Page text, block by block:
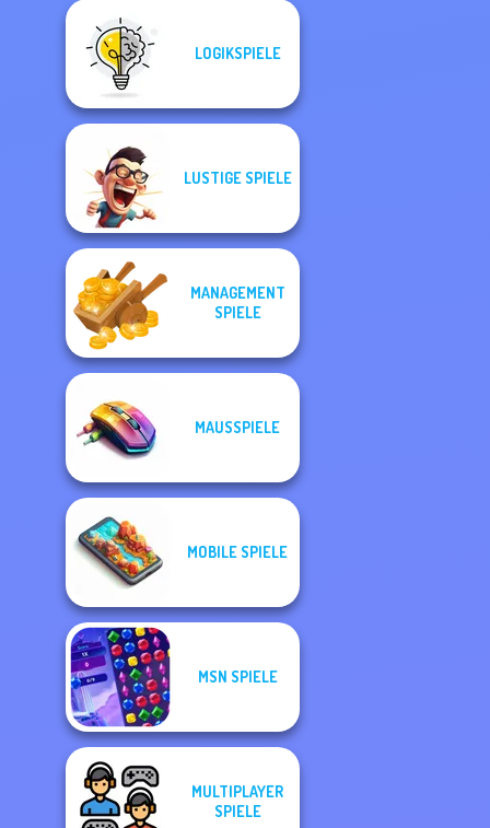
LOGIKSPIELE
LUSTIGE SPIELE
MANAGEMENT
SPIELE
MAUSSPIELE
MOBILE SPIELE
MSN SPIELE
MULTIPLAYER
SPIELE